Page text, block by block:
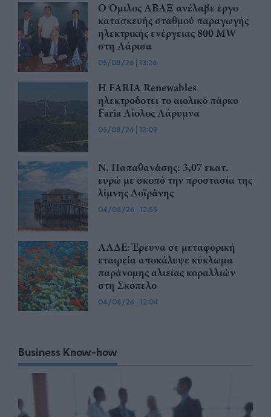
Ο Όμιλος ΑΒΑΞ ανέλαβε έργο
κατασκευής σταθμού παραγωγής
ηλεκτρικής ενέργειας 800 ΜW
στη Λάρισα
05/08/26 | 13:26
Η FARIA Renewables
ηλεκτροδοτεί το αιολικό πάρκο
Faria Αίολος Λάρυμνα
05/08/26 | 12:09
Ν. Παπαθανάσης: 3,07 εκατ.
ευρώ με σκοπό την προστασία της
λίμνης Δοϊράνης
04/08/26 | 12:55
ΑΑΔΕ: Έρευνα σε μεταφορική
εταιρεία αποκάλυψε κύκλωμα
παράνομης αλιείας κοραλλιών
στη Σκόπελο
04/08/26 | 12:04
Business Know-how